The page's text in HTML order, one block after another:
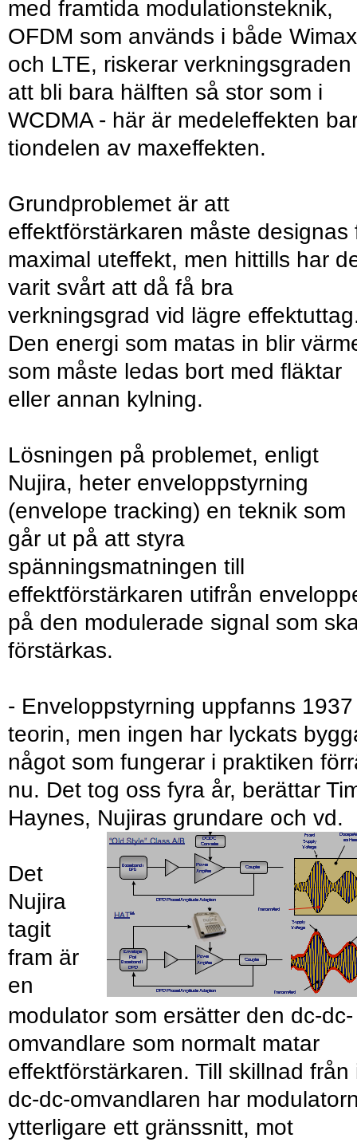
med framtida modulationsteknik,
OFDM som används i både Wimax
och LTE, riskerar verkningsgraden
att bli bara hälften så stor som i
WCDMA - här är medeleffekten
tiondelen av maxeffekten.
Grundproblemet är att
effektförstärkaren måste designas
maximal uteffekt, men hittills har
varit svårt att då få bra
verkningsgrad vid lägre
Den energi som matas in blir
som måste ledas bort med fläktar
eller annan kylning.
Lösningen på problemet, enligt
Nujira, heter enveloppstyrning
(envelope tracking) en teknik som
går ut på att styra
spänningsmatningen till
effektförstärkaren utifrån
på den modulerade signal som
förstärkas.
- Enveloppstyrning uppfanns
teorin, men ingen har lyckats
något som fungerar i praktiken
nu. Det tog oss fyra år, berättar
Haynes, Nujiras grundare och vd.
Det
Nujira
tagit
fram är
en
modulator som ersätter den dc-dc-
omvandlare som normalt matar
effektförstärkaren. Till skillnad från
dc-dc-omvandlaren har
ytterligare ett gränssnitt, mot